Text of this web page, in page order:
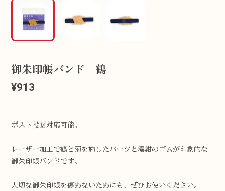
御朱印帳バンド 鶴
¥913
ポスト投函対応可能。
レーザー加工で鶴と菊を施したパーツと濃紺のゴムが印象的な
御朱印帳バンドです。
大切な御朱印帳を傷めないためにも、ぜひお使いください。